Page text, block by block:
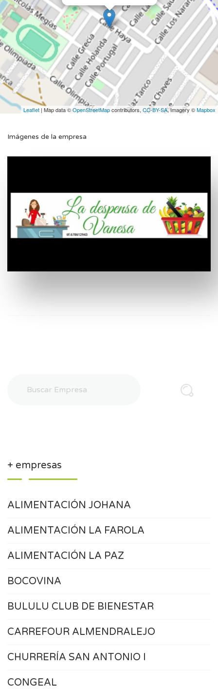
Leaflet | Map data ©OpenStreetMapcontributors, CC-BY-SA, Imagery ©Mapbox
Imágenes de la empresa
+ empresas
ALIMENTACIÓN JOHANA
ALIMENTACIÓN LA FAROLA
ALIMENTACIÓN LA PAZ
BOCOVINA
BULULU CLUB DE BIENESTAR
CARREFOUR ALMENDRALEJO
CHURRERÍA SAN ANTONIO I
CONGEAL